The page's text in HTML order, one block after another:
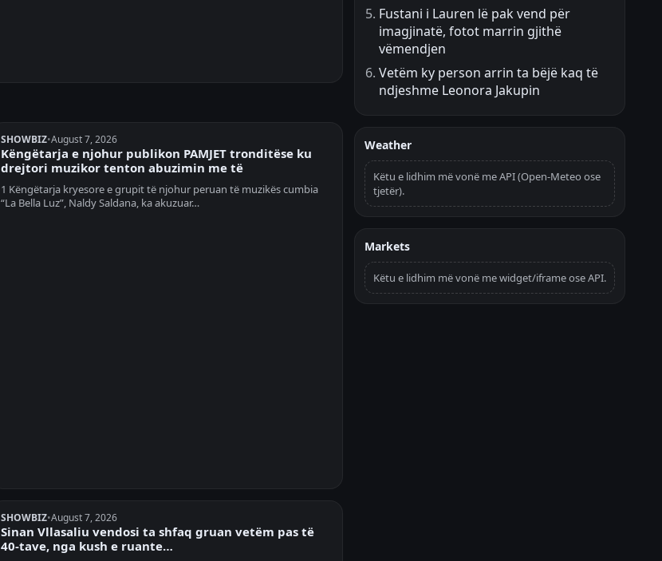
SHOWBIZ•August 7, 2026
Këngëtarja e njohur publikon PAMJET tronditëse ku
drejtori muzikor tenton abuzimin me të
1 Këngëtarja kryesore e grupit të njohur peruan të muzikës cumbia
“La Bella Luz”, Naldy Saldana, ka akuzuar…
SHOWBIZ•August 7, 2026
Sinan Vllasaliu vendosi ta shfaq gruan vetëm pas të
40-tave, nga kush e ruante…
Fustani i Lauren lë pak vend për
imagjinatë, fotot marrin gjithë
vëmendjen
Vetëm ky person arrin ta bëjë kaq të
ndjeshme Leonora Jakupin
Weather
Këtu e lidhim më vonë me API (Open-Meteo ose
tjetër).
Markets
Këtu e lidhim më vonë me widget/iframe ose API.